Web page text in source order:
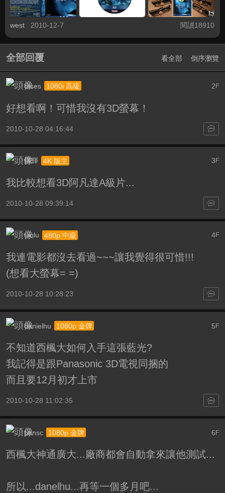
west 2010-12-7 閱讀18910
全部回覆 看全部 倒序瀏覽
2 F
dtses 1080i 高級
好想看啊！可惜我沒有3D螢幕！
2010-10-28 04:16:44
3 F
國輝 4K 版主
我比較想看3D阿凡達A級片...
2010-10-28 09:39:14
4F
uiulu 480p 中級
我連電影都沒去看過~~~讓我覺得很可惜!!!
(想看大螢幕= =)
2010-10-28 10:28:23
5F
danielhu 1080p 金牌
不知道西楓大如何入手這張藍光?
我記得是跟Panasonic 3D電視同捆的
而且要12月初才上市
2010-10-28 11:02:35
6F
pansc 1080p 金牌
西楓大神通廣大...廠商都會自動拿來讓他測試...
所以...danelhu...再等一個多月吧...